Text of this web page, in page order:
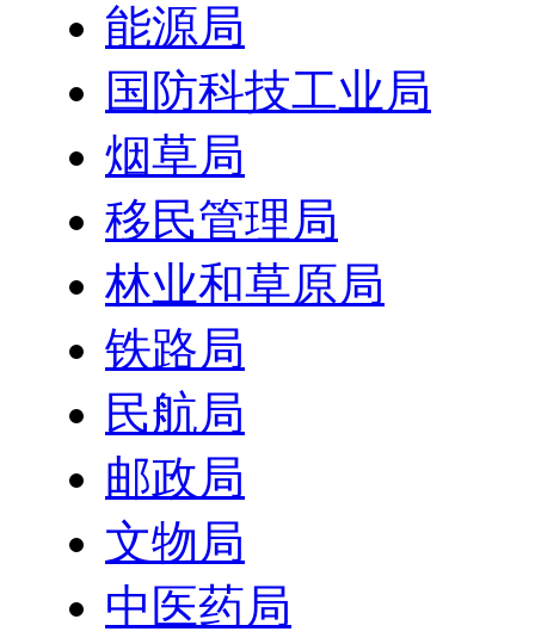
能源局
国防科技工业局
烟草局
移民管理局
林业和草原局
铁路局
民航局
邮政局
文物局
中医药局